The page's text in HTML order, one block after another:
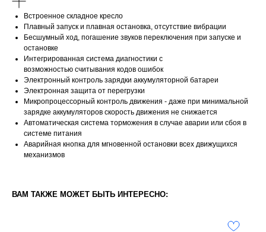
Встроенное складное кресло
Плавный запуск и плавная остановка, отсутствие вибрации
Бесшумный ход, погашение звуков переключения при запуске и
остановке
Интегрированная система диагностики с
возможностью считывания кодов ошибок
Электронный контроль зарядки аккумуляторной батареи
Электронная защита от перегрузки
Микропроцессорный контроль движения - даже при минимальной
зарядке аккумуляторов скорость движения не снижается
Автоматическая система торможения в случае аварии или сбоя в
системе питания
Аварийная кнопка для мгновенной остановки всех движущихся
механизмов
ВАМ ТАКЖЕ МОЖЕТ БЫТЬ ИНТЕРЕСНО: